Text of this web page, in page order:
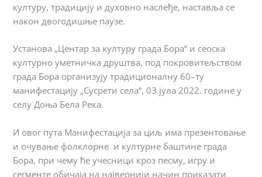
културу, традицију и духовно наслеђе, наставља се
након двогодишње паузе.
Установа „Центар за културу града Бора“ и сеоска
културно уметничка друштва, под покровитељством
града Бора организују традиционалну 60–ту
манифестацију „Сусрети села“, 03.јула 2022. године у
селу Доња Бела Река.
И овог пута Манифестација за циљ има презентовање
и очување фолклорне и културне баштине града
Бора, при чему ће учесници кроз песму, игру и
сегменте обичаја на највернији начин приказати